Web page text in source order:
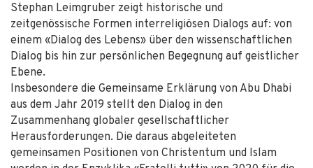
Stephan Leimgruber zeigt historische und
zeitgenössische Formen interreligiösen Dialogs auf: von
einem «Dialog des Lebens» über den wissenschaftlichen
Dialog bis hin zur persönlichen Begegnung auf geistlicher
Ebene.
Insbesondere die Gemeinsame Erklärung von Abu Dhabi
aus dem Jahr 2019 stellt den Dialog in den
Zusammenhang globaler gesellschaftlicher
Herausforderungen. Die daraus abgeleiteten
gemeinsamen Positionen von Christentum und Islam